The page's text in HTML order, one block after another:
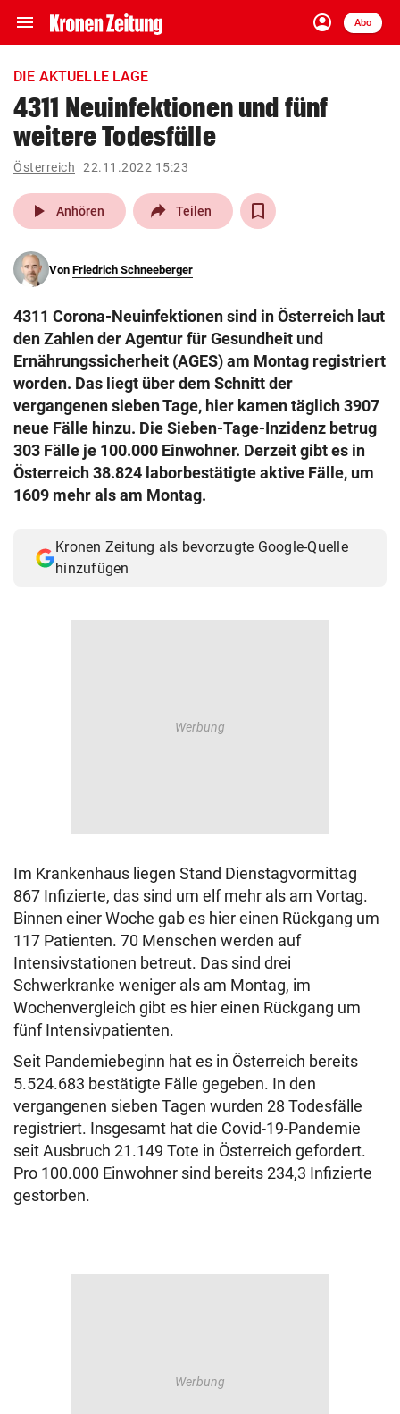
menu Navigation
ein-/ausklappen
account_circle
Anmelden
Abo
close Schließen
account_circle Anmelden
pin_drop
Wien arrow_right
search
eingeben
© Krone Multimedia GmbH & Co KG 2026
Muthgasse 2, 1190 Wien
DIE AKTUELLE LAGE
4311 Neuinfektionen und fünf
weitere Todesfälle
Österreich 22.11.2022 15:23
play_arrow Anhören Teilen
Von Friedrich Schneeberger
4311 Corona-Neuinfektionen sind in Österreich laut
den Zahlen der Agentur für Gesundheit und
Ernährungssicherheit (AGES) am Montag registriert
worden. Das liegt über dem Schnitt der
vergangenen sieben Tage, hier kamen täglich 3907
neue Fälle hinzu. Die Sieben-Tage-Inzidenz betrug
303 Fälle je 100.000 Einwohner. Derzeit gibt es in
Österreich 38.824 laborbestätigte aktive Fälle, um
1609 mehr als am Montag.
Kronen Zeitung als bevorzugte Google-Quelle
hinzufügen
Im Krankenhaus liegen Stand Dienstagvormittag
867 Infizierte, das sind um elf mehr als am Vortag.
Binnen einer Woche gab es hier einen Rückgang um
117 Patienten. 70 Menschen werden auf
Intensivstationen betreut. Das sind drei
Schwerkranke weniger als am Montag, im
Wochenvergleich gibt es hier einen Rückgang um
fünf Intensivpatienten.
Seit Pandemiebeginn hat es in Österreich bereits
5.524.683 bestätigte Fälle gegeben. In den
vergangenen sieben Tagen wurden 28 Todesfälle
registriert. Insgesamt hat die Covid-19-Pandemie
seit Ausbruch 21.149 Tote in Österreich gefordert.
Pro 100.000 Einwohner sind bereits 234,3 Infizierte
gestorben.